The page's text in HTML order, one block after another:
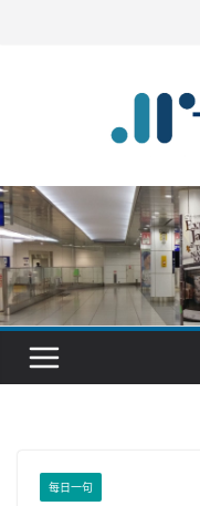
每日一句